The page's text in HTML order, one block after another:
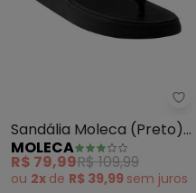
Sandália Moleca (Preto)
em Sintético
MOLECA
R$ 79,99R$ 109,99
ou 2x de R$ 39,99 sem juros